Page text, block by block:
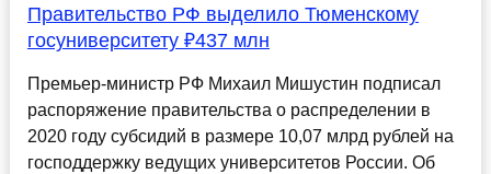
Правительство РФ выделило Тюменскому
госуниверситету ₽437 млн
Премьер-министр РФ Михаил Мишустин подписал
распоряжение правительства о распределении в
2020 году субсидий в размере 10,07 млрд рублей на
господдержку ведущих университетов России. Об